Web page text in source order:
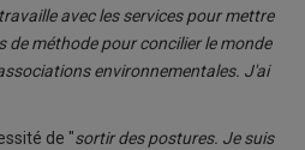
avec les services pour mettre
de méthode pour concilier le monde
environnementales. J'ai
de "sortir des postures. Je suis